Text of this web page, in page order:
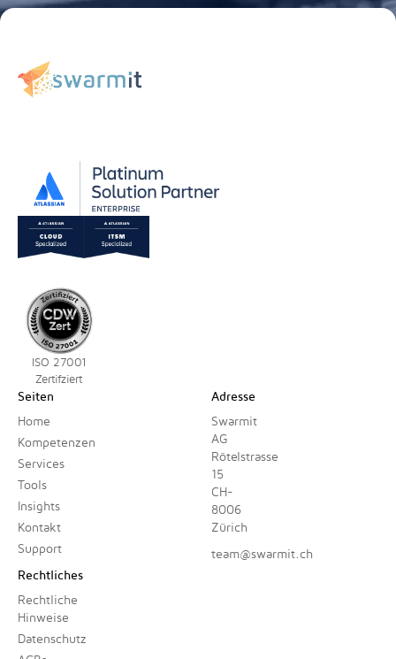
ISO 27001
Zertifziert
Seiten
Home
Kompetenzen
Services
Tools
Insights
Kontakt
Support
Adresse
Swarmit
AG
Rötelstrasse
15
CH-
8006
Zürich
team@swarmit.ch
Rechtliches
Rechtliche
Hinweise
Datenschutz